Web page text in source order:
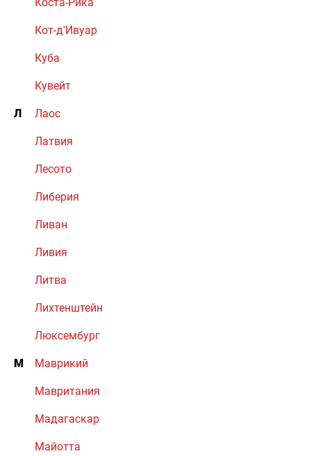
Кот-д'Ивуар
Куба
Кувейт
Л Лаос
Латвия
Лесото
Либерия
Ливан
Ливия
Литва
Лихтенштейн
Люксембург
М Маврикий
Мавритания
Мадагаскар
Майотта